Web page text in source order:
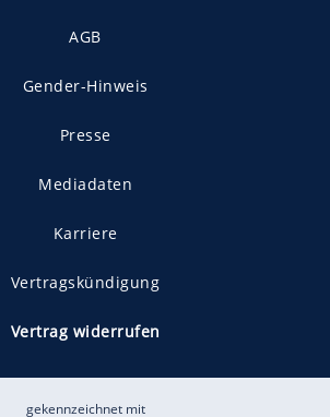
AGB
Gender-Hinweis
Presse
Mediadaten
Karriere
Vertragskündigung
Vertrag widerrufen
gekennzeichnet mit